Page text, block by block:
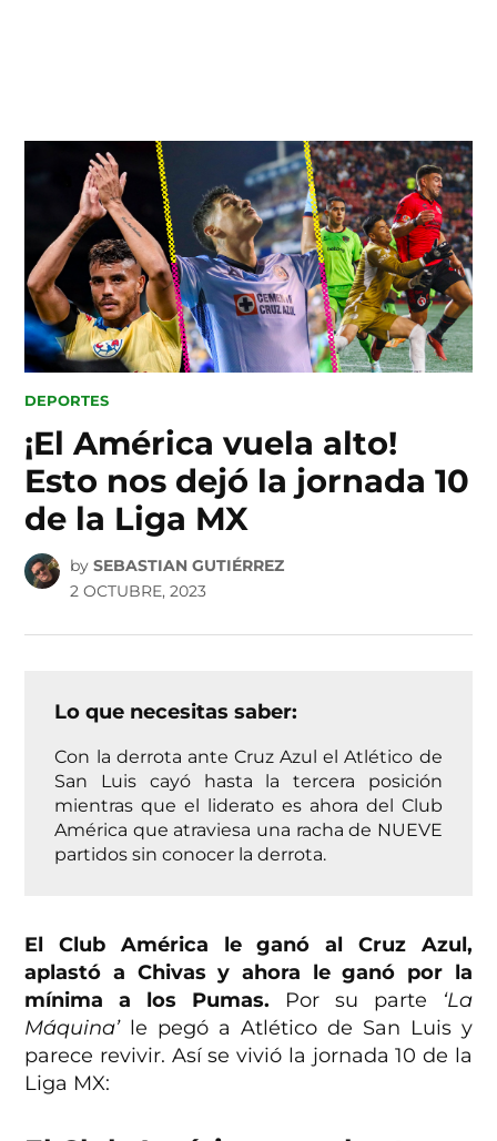
POSTED
DEPORTES
¡El América vuela alto!
Esto nos dejó la jornada 10
de la Liga MX
by SEBASTIAN GUTIÉRREZ
2 OCTUBRE, 2023
Lo que necesitas saber:
Con la derrota ante Cruz Azul el Atlético de
San Luis cayó hasta la tercera posición
mientras que el liderato es ahora del Club
América que atraviesa una racha de NUEVE
partidos sin conocer la derrota.
El Club América le ganó al Cruz Azul,
aplastó a Chivas y ahora le ganó por la
mínima a los Pumas. Por su parte
‘La
Máquina’le pegó a Atlético de San Luis y
parece revivir. Así se vivió la jornada 10 de la
Liga MX: